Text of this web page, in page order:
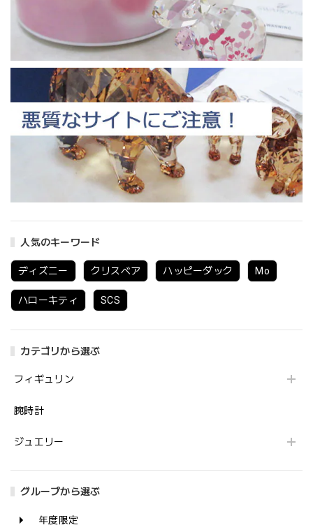
人気のキーワード
ディズニー クリスベア ハッピーダック Mo
ハローキティ SCS
カテゴリから選ぶ
フィギュリン
腕時計
ジュエリー
グループから選ぶ
年度限定